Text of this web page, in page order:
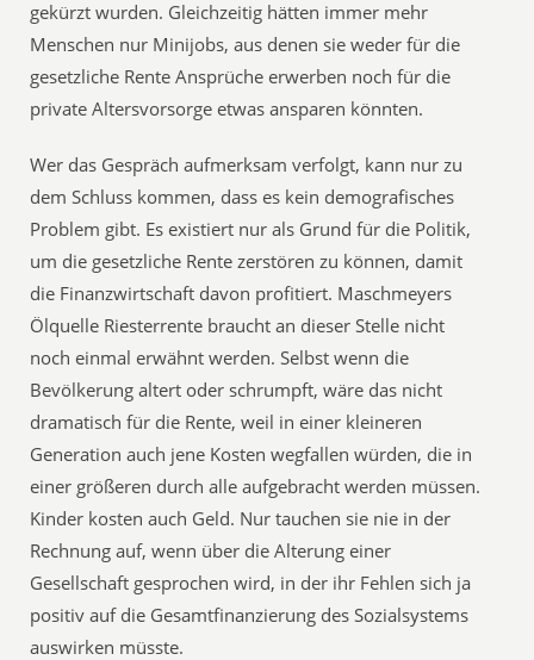
gekürzt wurden. Gleichzeitig hätten immer mehr
Menschen nur Minijobs, aus denen sie weder für die
gesetzliche Rente Ansprüche erwerben noch für die
private Altersvorsorge etwas ansparen könnten.
Wer das Gespräch aufmerksam verfolgt, kann nur zu
dem Schluss kommen, dass es kein demografisches
Problem gibt. Es existiert nur als Grund für die Politik,
um die gesetzliche Rente zerstören zu können, damit
die Finanzwirtschaft davon profitiert. Maschmeyers
Ölquelle Riesterrente braucht an dieser Stelle nicht
noch einmal erwähnt werden. Selbst wenn die
Bevölkerung altert oder schrumpft, wäre das nicht
dramatisch für die Rente, weil in einer kleineren
Generation auch jene Kosten wegfallen würden, die in
einer größeren durch alle aufgebracht werden müssen.
Kinder kosten auch Geld. Nur tauchen sie nie in der
Rechnung auf, wenn über die Alterung einer
Gesellschaft gesprochen wird, in der ihr Fehlen sich ja
positiv auf die Gesamtfinanzierung des Sozialsystems
auswirken müsste.